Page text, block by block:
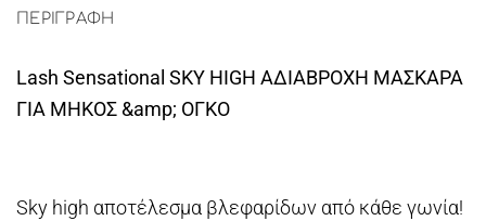
ΠΕΡΙΓΡΑΦΉ
Lash Sensational SKY HIGH ΑΔΙΑΒΡΟΧΗ ΜΑΣΚΑΡΑ
ΓΙΑ ΜΗΚΟΣ &amp; ΟΓΚΟ
Sky high αποτέλεσμα βλεφαρίδων από κάθε γωνία!